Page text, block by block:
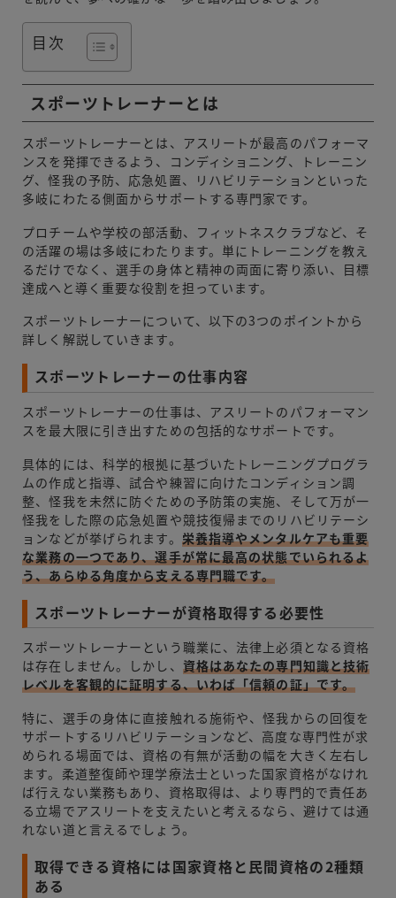
目次
スポーツトレーナーとは
スポーツトレーナーとは、アスリートが最高のパフォーマ
ンスを発揮できるよう、コンディショニング、トレーニン
グ、怪我の予防、応急処置、リハビリテーションといった
多岐にわたる側面からサポートする専門家です。
プロチームや学校の部活動、フィットネスクラブなど、そ
の活躍の場は多岐にわたります。単にトレーニングを教え
るだけでなく、選手の身体と精神の両面に寄り添い、目標
達成へと導く重要な役割を担っています。
スポーツトレーナーについて、以下の3つのポイントから
詳しく解説していきます。
スポーツトレーナーの仕事内容
スポーツトレーナーの仕事は、アスリートのパフォーマン
スを最大限に引き出すための包括的なサポートです。
具体的には、科学的根拠に基づいたトレーニングプログラ
ムの作成と指導、試合や練習に向けたコンディション調
整、怪我を未然に防ぐための予防策の実施、そして万が一
怪我をした際の応急処置や競技復帰までのリハビリテーシ
ョンなどが挙げられます。 栄養指導やメンタルケアも重要
な業務の一つであり、選手が常に最高の状態でいられるよ
う、あらゆる角度から支える専門職です。
スポーツトレーナーが資格取得する必要性
スポーツトレーナーという職業に、法律上必須となる資格
は存在しません。しかし、 資格はあなたの専門知識と技術
レベルを客観的に証明する、いわば「信頼の証」です。
特に、選手の身体に直接触れる施術や、怪我からの回復を
サポートするリハビリテーションなど、高度な専門性が求
められる場面では、資格の有無が活動の幅を大きく左右し
ます。柔道整復師や理学療法士といった国家資格がなけれ
ば行えない業務もあり、資格取得は、より専門的で責任あ
る立場でアスリートを支えたいと考えるなら、避けては通
れない道と言えるでしょう。
取得できる資格には国家資格と民間資格の2種類
ある